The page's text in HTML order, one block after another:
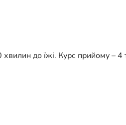
до їжі. Курс прийому –